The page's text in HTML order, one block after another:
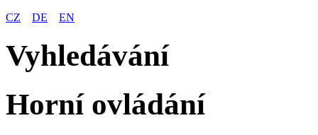
CZ DE EN
Vyhledávání
Horní ovládání